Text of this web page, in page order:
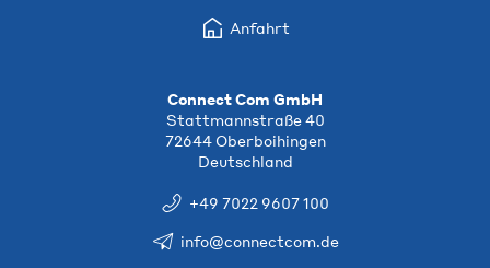
Anfahrt
Connect Com GmbH
Stattmannstraße 40
72644 Oberboihingen
Deutschland
+49 7022 9607 100
info@connectcom.de